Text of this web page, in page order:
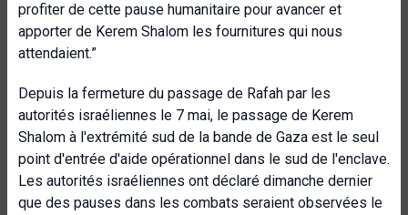
profiter de cette pause humanitaire pour avancer et
apporter de Kerem Shalom les fournitures qui nous
attendaient.”
Depuis la fermeture du passage de Rafah par les
autorités israéliennes le 7 mai, le passage de Kerem
Shalom à l'extrémité sud de la bande de Gaza est le seul
point d'entrée d'aide opérationnel dans le sud de l'enclave.
Les autorités israéliennes ont déclaré dimanche dernier
que des pauses dans les combats seraient observées le